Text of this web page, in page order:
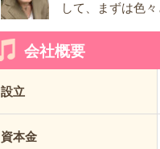
して、まずは色
会社概要
設立
資本金